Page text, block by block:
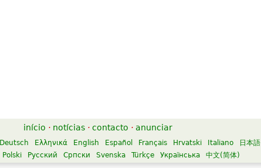
início · notícias · contacto · anunciar
Deutsch Ελληνικά English Español Français Hrvatski Italiano 日本語
Polski Русский Српски Svenska Türkçe Українська 中文(简体)